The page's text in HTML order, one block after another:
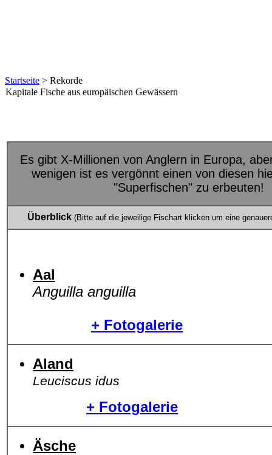
Startseite > Rekorde
Kapitale Fische aus europäischen Gewässern
Es gibt X-Millionen von Anglern in Europa,
wenigen ist es vergönnt einen von diesen
"Superfischen" zu erbeuten!
Überblick (Bitte auf die jeweilige Fischart klicken um eine
Aal
Anguilla anguilla
+ Fotogalerie
Aland
Leuciscus idus
+ Fotogalerie
Äsche